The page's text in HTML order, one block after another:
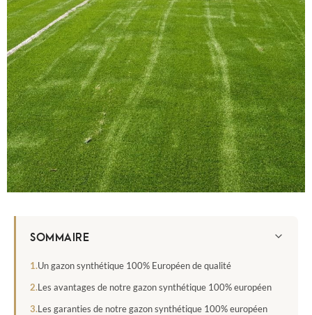
SOMMAIRE
Un gazon synthétique 100% Européen de qualité
Les avantages de notre gazon synthétique 100% européen
Les garanties de notre gazon synthétique 100% européen